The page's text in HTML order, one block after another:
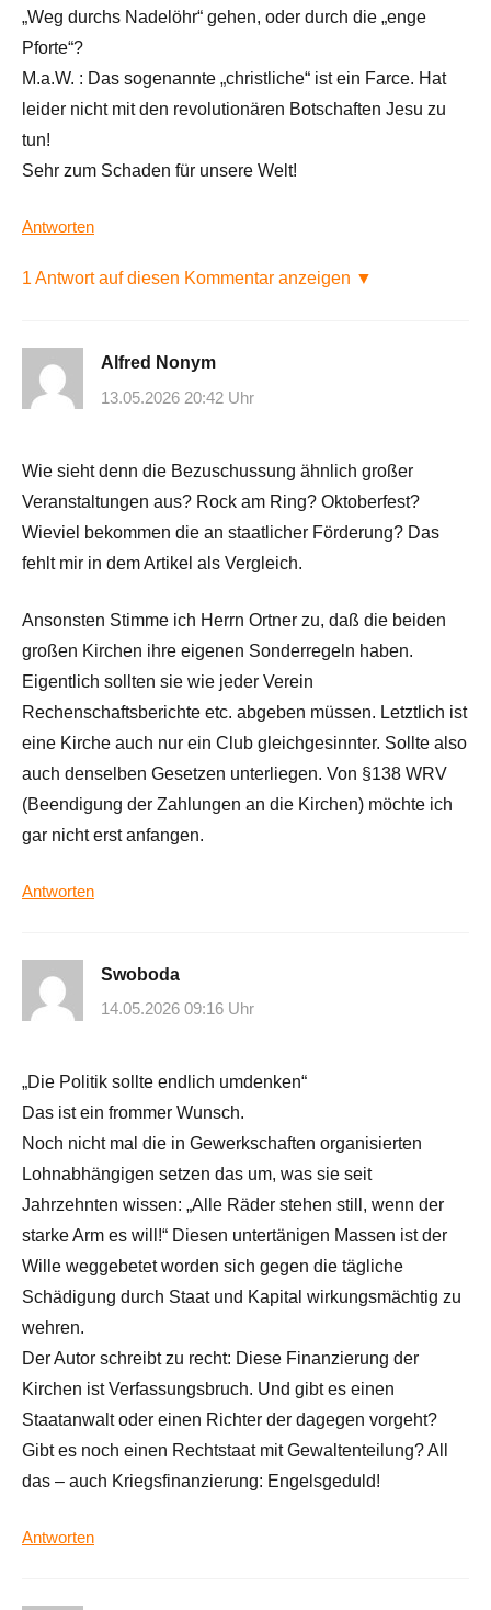
„Weg durchs Nadelöhr“ gehen, oder durch die „enge
Pforte“?
M.a.W. : Das sogenannte „christliche“ ist ein Farce. Hat
leider nicht mit den revolutionären Botschaften Jesu zu
tun!
Sehr zum Schaden für unsere Welt!
Antworten
1 Antwort auf diesen Kommentar anzeigen ▼
Alfred Nonym
13.05.2026 20:42 Uhr
Wie sieht denn die Bezuschussung ähnlich großer
Veranstaltungen aus? Rock am Ring? Oktoberfest?
Wieviel bekommen die an staatlicher Förderung? Das
fehlt mir in dem Artikel als Vergleich.
Ansonsten Stimme ich Herrn Ortner zu, daß die beiden
großen Kirchen ihre eigenen Sonderregeln haben.
Eigentlich sollten sie wie jeder Verein
Rechenschaftsberichte etc. abgeben müssen. Letztlich ist
eine Kirche auch nur ein Club gleichgesinnter. Sollte also
auch denselben Gesetzen unterliegen. Von §138 WRV
(Beendigung der Zahlungen an die Kirchen) möchte ich
gar nicht erst anfangen.
Antworten
Swoboda
14.05.2026 09:16 Uhr
„Die Politik sollte endlich umdenken“
Das ist ein frommer Wunsch.
Noch nicht mal die in Gewerkschaften organisierten
Lohnabhängigen setzen das um, was sie seit
Jahrzehnten wissen: „Alle Räder stehen still, wenn der
starke Arm es will!“ Diesen untertänigen Massen ist der
Wille weggebetet worden sich gegen die tägliche
Schädigung durch Staat und Kapital wirkungsmächtig zu
wehren.
Der Autor schreibt zu recht: Diese Finanzierung der
Kirchen ist Verfassungsbruch. Und gibt es einen
Staatanwalt oder einen Richter der dagegen vorgeht?
Gibt es noch einen Rechtstaat mit Gewaltenteilung? All
das – auch Kriegsfinanzierung: Engelsgeduld!
Antworten